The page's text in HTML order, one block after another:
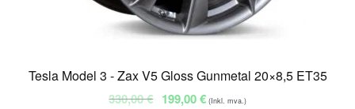
Tesla Model 3 - Zax V5 Gloss Gunmetal 20×8,5 ET35
330,00€
Opprinnelig
199,00€Nåværende
(Inkl. mva.)